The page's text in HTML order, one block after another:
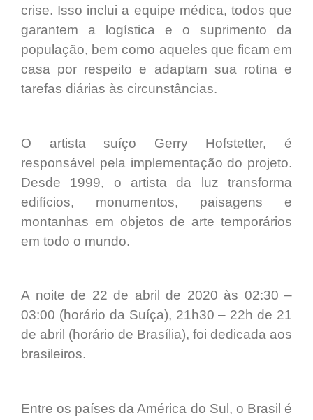
crise. Isso inclui a equipe médica, todos que
garantem a logística e o suprimento da
população, bem como aqueles que ficam em
casa por respeito e adaptam sua rotina e
tarefas diárias às circunstâncias.
O artista suíço Gerry Hofstetter, é
responsável pela implementação do projeto.
Desde 1999, o artista da luz transforma
edifícios, monumentos, paisagens e
montanhas em objetos de arte temporários
em todo o mundo.
A noite de 22 de abril de 2020 às 02:30 –
03:00 (horário da Suíça), 21h30 – 22h de 21
de abril (horário de Brasília), foi dedicada aos
brasileiros.
Entre os países da América do Sul, o Brasil é